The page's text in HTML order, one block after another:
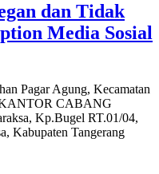
dan Tidak
Media Sosial
Pagar Agung, Kecamatan
KANTOR CABANG
Kp.Bugel RT.01/04,
Kabupaten Tangerang